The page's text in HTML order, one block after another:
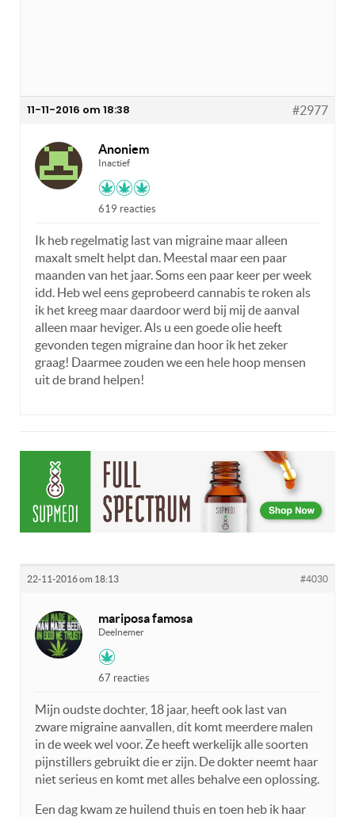
11-11-2016 om 18:38 #2977
Anoniem
Inactief
619 reacties
Ik heb regelmatig last van migraine maar alleen
maxalt smelt helpt dan. Meestal maar een paar
maanden van het jaar. Soms een paar keer per week
idd. Heb wel eens geprobeerd cannabis te roken als
ik het kreeg maar daardoor werd bij mij de aanval
alleen maar heviger. Als u een goede olie heeft
gevonden tegen migraine dan hoor ik het zeker
graag! Daarmee zouden we een hele hoop mensen
uit de brand helpen!
22-11-2016 om 18:13 #4030
mariposa famosa
Deelnemer
67 reacties
Mijn oudste dochter, 18 jaar, heeft ook last van
zware migraine aanvallen, dit komt meerdere malen
in de week wel voor. Ze heeft werkelijk alle soorten
pijnstillers gebruikt die er zijn. De dokter neemt haar
niet serieus en komt met alles behalve een oplossing.
Een dag kwam ze huilend thuis en toen heb ik haar